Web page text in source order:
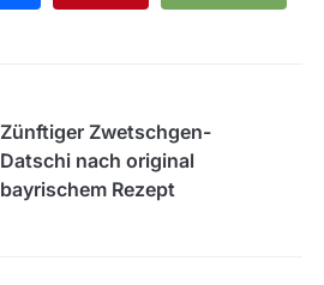
Zünftiger Zwetschgen-
Datschi nach original
bayrischem Rezept